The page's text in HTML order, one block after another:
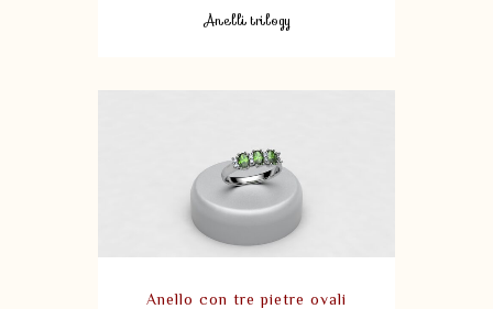
Anelli trilogy
Anello con tre pietre ovali